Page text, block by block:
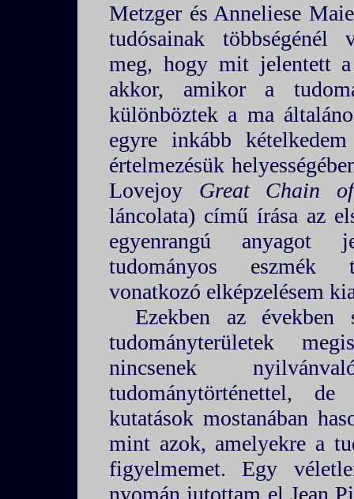
Metzger és Anneliese
tudósainak többségénél
meg, hogy mit jelentett a
akkor, amikor a
különböztek a ma
egyre inkább
értelmezésük
Lovejoy Great Chain
láncolata) című írása az
egyenrangú anyagot
tudományos eszmék
vonatkozó elképzelésem
Ezekben az
tudományterületek
nincsenek
tudománytörténettel,
kutatások mostanában
mint azok, amelyekre a
figyelmemet. Egy
nyomán jutottam el Jean